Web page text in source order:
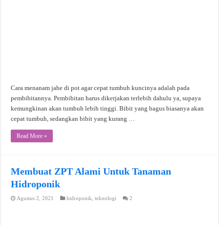
Cara menanam jahe di pot agar cepat tumbuh kuncinya adalah pada
pembibitannya. Pembibitan harus dikerjakan terlebih dahulu ya, supaya
kemungkinan akan tumbuh lebih tinggi. Bibit yang bagus biasanya akan
cepat tumbuh, sedangkan bibit yang kurang …
Read More »
Membuat ZPT Alami Untuk Tanaman
Hidroponik
Agustus 2, 2021 hidroponik ,teknologi 2